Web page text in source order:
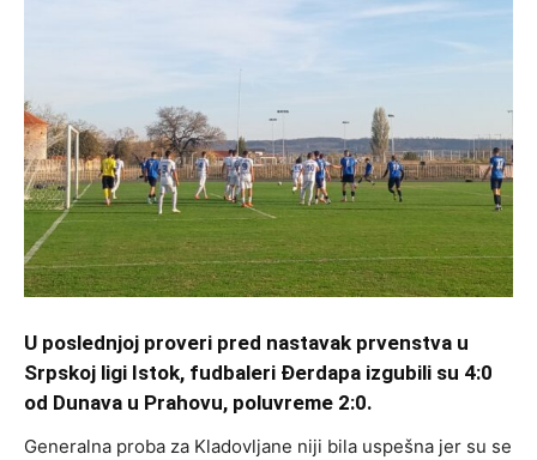
U poslednjoj proveri pred nastavak prvenstva u
Srpskoj ligi Istok, fudbaleri Đerdapa izgubili su 4:0
od Dunava u Prahovu, poluvreme 2:0.
Generalna proba za Kladovljane niji bila uspešna jer su se